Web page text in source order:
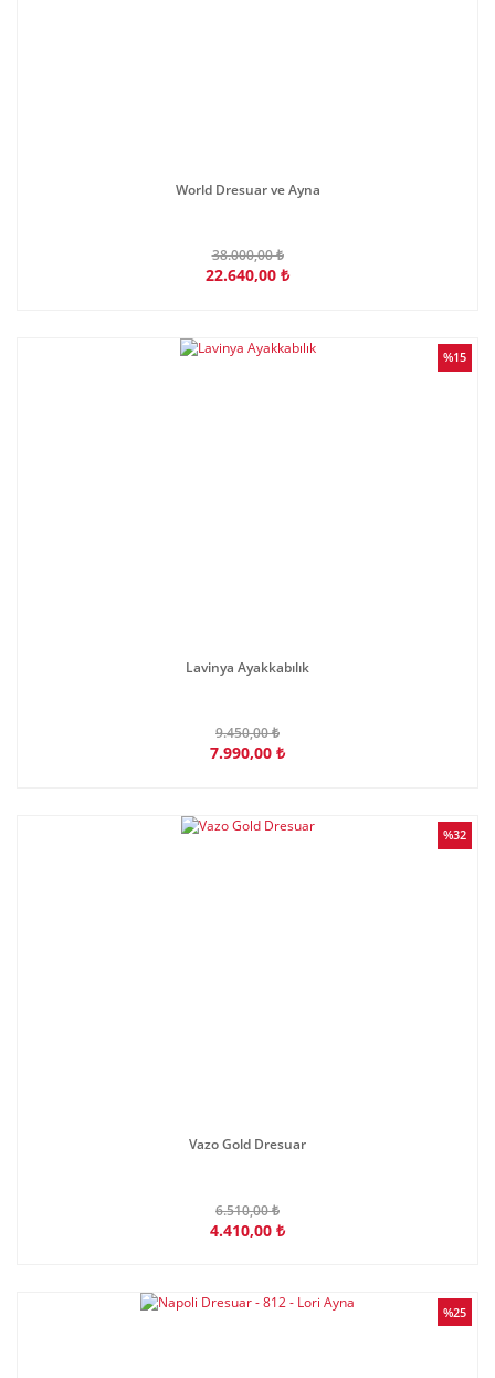
World Dresuar ve Ayna
38.000,00 ₺
22.640,00 ₺
%15
Lavinya Ayakkabılık
9.450,00 ₺
7.990,00 ₺
%32
Vazo Gold Dresuar
6.510,00 ₺
4.410,00 ₺
%25